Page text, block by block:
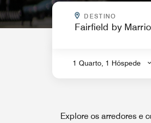
DESTINO
.
1 Quarto, 1 Hóspede
Explore os arredores e